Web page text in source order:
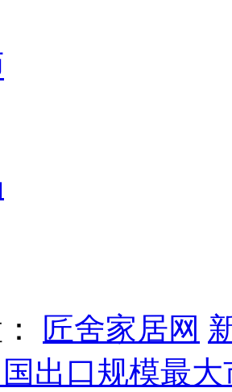
匠舍家居网
出口规模最大